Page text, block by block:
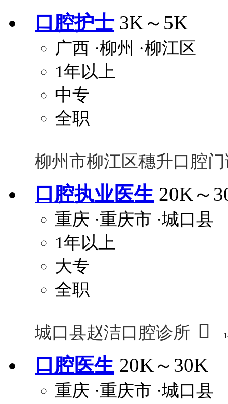
口腔护士 3K～5K
广西 ·柳州 ·柳江区
1年以上
中专
全职
柳州市柳江区穗升口腔
口腔执业医生 20K～
重庆 ·重庆市 ·城口县
1年以上
大专
全职
城口县赵洁口腔诊所 
口腔医生 20K～30K
重庆 ·重庆市 ·城口县